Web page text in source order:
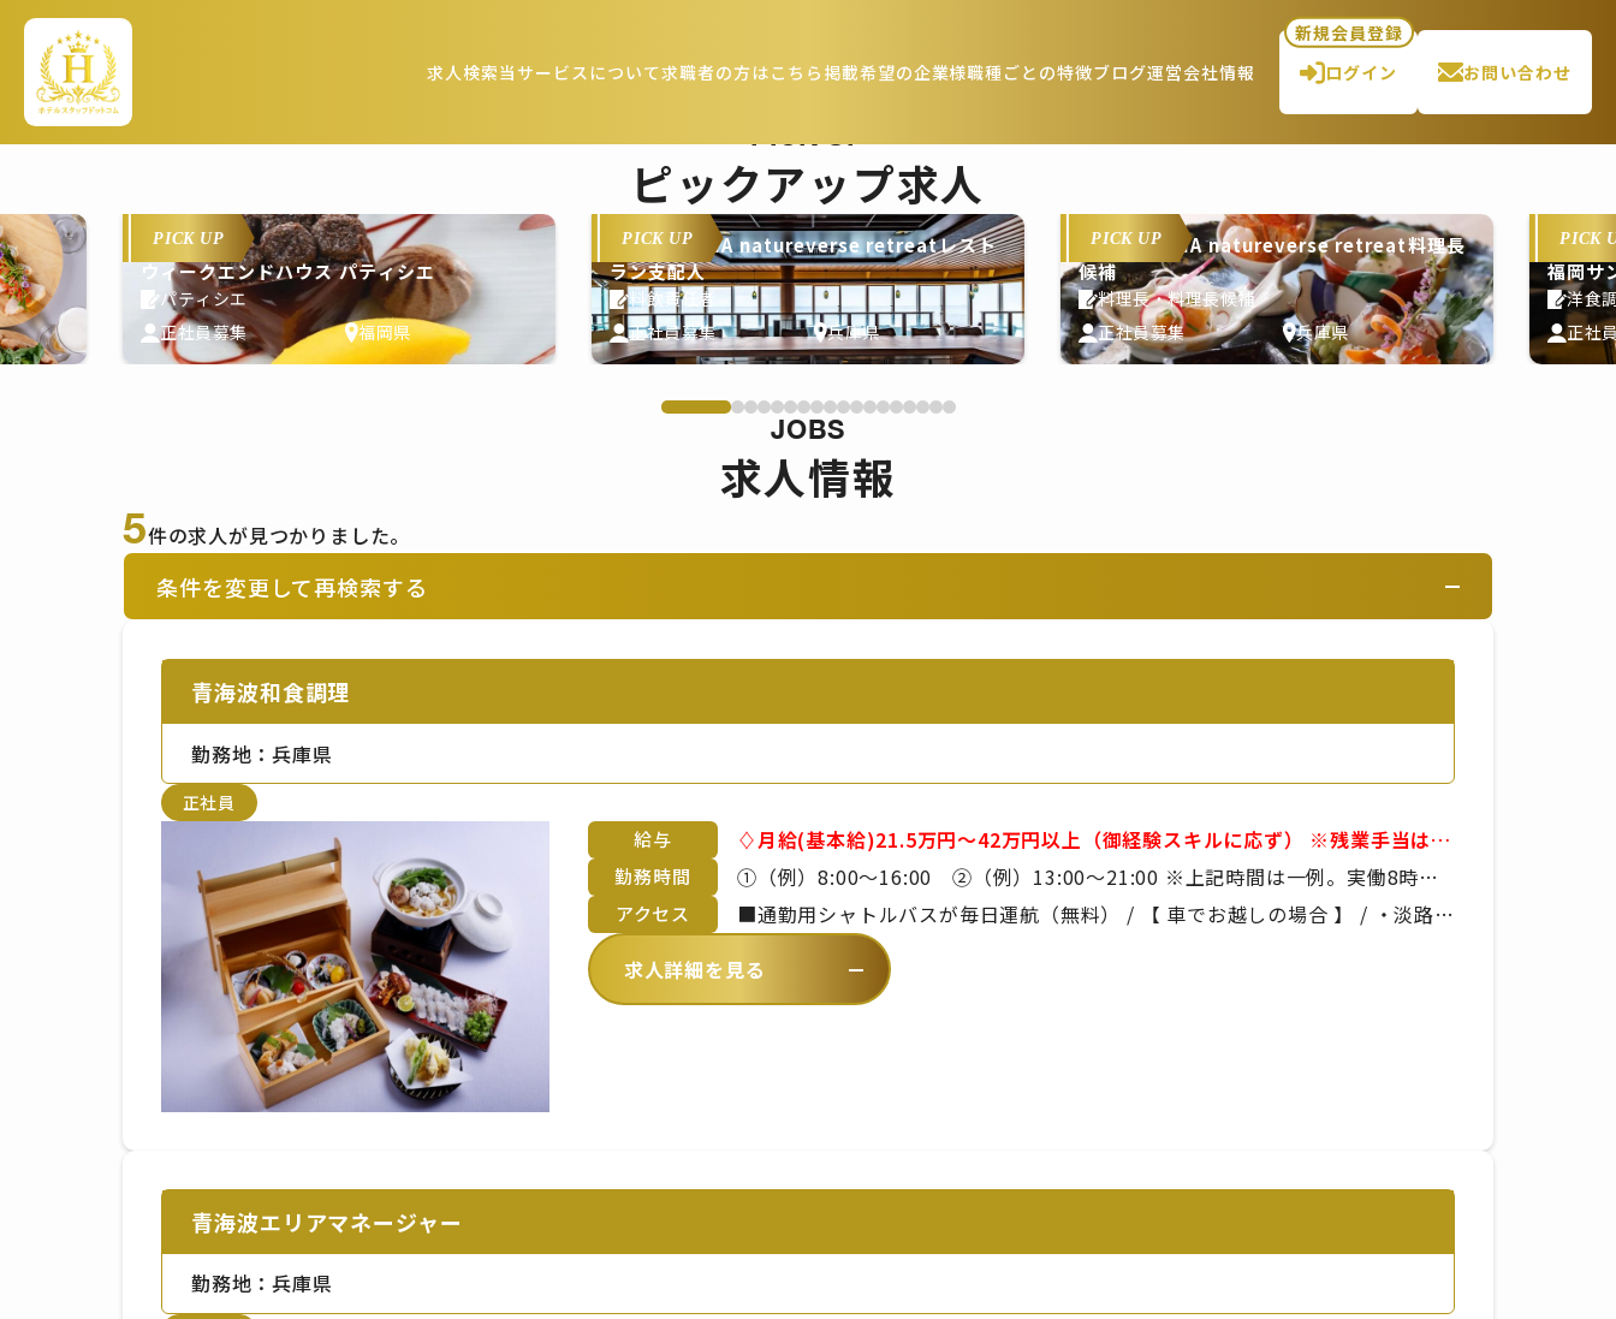
求人検索当サービスについて求職者の方はこちら 掲載希望の企業様職種ごとの特徴ブログ運営会社情報
新規会員登録
ログイン
お問い合わせ
ピックアップ求人
PICK UP
ウィークエンドハウス パティシエ
パティシエ
正社員募集
福岡県
PICK UP
THE PASONA natureverse retreatレスト
ラン支配人
料飲責任者
正社員募集
兵庫県
PICK UP
THE PASONA natureverse retreat料理長
候補
料理長・料理長候補
正社員募集
兵庫県
PICK
福岡サ
洋食
正社
JOBS
求人情報
5件の求人が見つかりました。
条件を変更して再検索する
青海波和食調理
勤務地：兵庫県
正社員
給与
♢月給(基本給)21.5万円～42万円以上（御経験スキルに応ず） ※残業手当は別
途支給です。 ※詳細は備考欄をご覧ください。 ■昇給年1回 ■賞与年2回 ※年
齢や経験を考慮のうえ、当社規定により決定いたします
勤務時間
①（例）8:00～16:00 ②（例）13:00～21:00 ※上記時間は一例。実働8時
間、休憩1時間の勤務形態。 ※曜日・日数・時間は変わる場合あり ※休日勤
務・残業・早出をお願いする場合あり
アクセス
■通勤用シャトルバスが毎日運航（無料） / 【 車でお越しの場合 】 / ・淡路IC
～青海波まで約20分）【 バスでお越しの場合 】 / 野島大川［青海波前］から
徒歩4分
求人詳細を見る
青海波エリアマネージャー
勤務地：兵庫県